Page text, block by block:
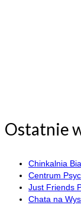
Ostatnie
Chinkalnia
Centrum
Just Friends
Chata na